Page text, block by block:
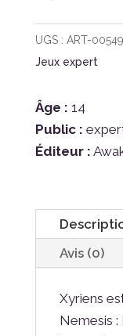
Nemesis
Retaliation,
UGS : ART-
Jeux expert
Âge : 14
Public :
Éditeur :
Avis (0)
Xyriens
Nemesis